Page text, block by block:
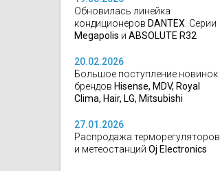
Обновилась линейка
кондиционеров DANTEX. Серии
Megapolis и ABSOLUTE R32
20.02.2026
Большое поступление новинок
брендов Hisense, MDV, Royal
Clima, Hair, LG, Mitsubishi
27.01.2026
Распродажа терморегуляторов
и метеостанций Oj Electronics